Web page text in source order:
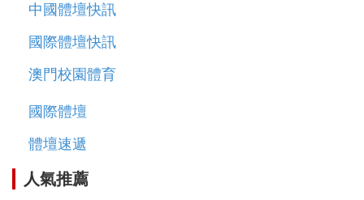
中國體壇快訊
國際體壇快訊
澳門校園體育
國際體壇
體壇速遞
人氣推薦